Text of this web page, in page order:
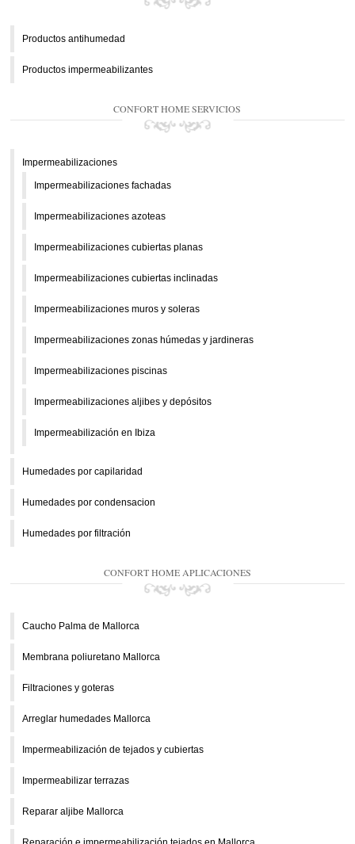
Productos antihumedad
Productos impermeabilizantes
CONFORT HOME SERVICIOS
Impermeabilizaciones
Impermeabilizaciones fachadas
Impermeabilizaciones azoteas
Impermeabilizaciones cubiertas planas
Impermeabilizaciones cubiertas inclinadas
Impermeabilizaciones muros y soleras
Impermeabilizaciones zonas húmedas y jardineras
Impermeabilizaciones piscinas
Impermeabilizaciones aljibes y depósitos
Impermeabilización en Ibiza
Humedades por capilaridad
Humedades por condensacion
Humedades por filtración
CONFORT HOME APLICACIONES
Caucho Palma de Mallorca
Membrana poliuretano Mallorca
Filtraciones y goteras
Arreglar humedades Mallorca
Impermeabilización de tejados y cubiertas
Impermeabilizar terrazas
Reparar aljibe Mallorca